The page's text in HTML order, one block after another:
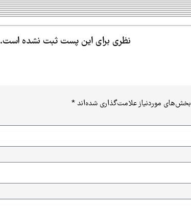
نظری برای این پست ثبت نشده است.
بخش‌های موردنیاز علامت‌گذاری شده‌اند*